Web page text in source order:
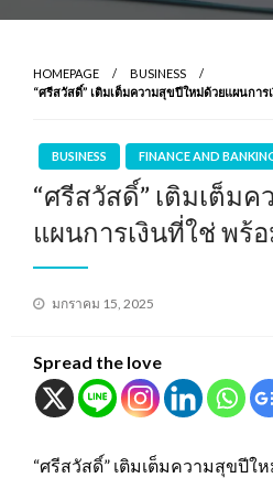
HOMEPAGE
BUSINESS
“ศรีสวัสดิ์” เติมเต็มความสุขปีใหม่ด้วยแผนกา
BUSINESS FINANCE AND
“ศรีสวัสดิ์” เติมเต็ม
แผนการเงินที่ใช่ พร้
Posted
มกราคม 15, 2025
Spread the love
“ศรีสวัสดิ์” เติมเต็มความสุขปีใ